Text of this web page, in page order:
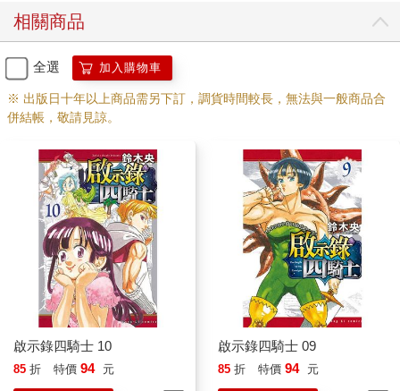
相關商品
全選 加入購物車
※ 出版日十年以上商品需另下訂，調貨時間較長，無法與一般商品合
併結帳，敬請見諒。
啟示錄四騎士 10
85 折 特價 94 元
啟示錄四騎士 09
85 折 特價 94 元